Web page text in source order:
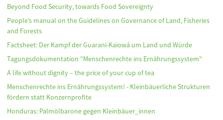
Beyond Food Security, towards Food Sovereignty
People’s manual on the Guidelines on Governance of Land, Fisheries
and Forests
Factsheet: Der Kampf der Guarani-Kaiowá um Land und Würde
Tagungsdokumentation "Menschenrechte ins Ernährungssystem"
A life without dignity – the price of your cup of tea
Menschenrechte ins Ernährungssystem! - Kleinbäuerliche Strukturen
fördern statt Konzernprofite
Honduras: Palmölbarone gegen Kleinbäuer_innen